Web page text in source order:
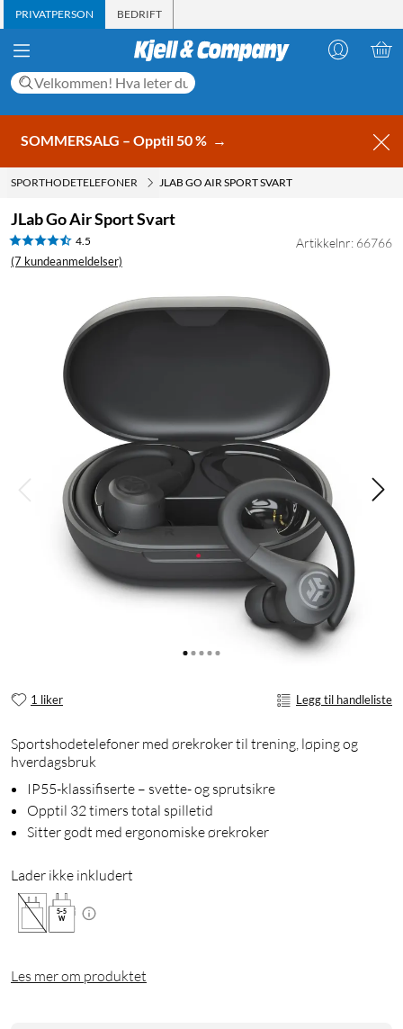
PRIVATPERSON BEDRIFT
SOMMERSALG – Opptil 50 % →
SPORTHODETELEFONER JLAB GO AIR SPORT SVART
JLab Go Air Sport Svart
4.5
(7 kundeanmeldelser)
Artikkelnr: 66766
1 liker Legg til handleliste
Sportshodetelefoner med ørekroker til trening, løping og
hverdagsbruk
IP55-klassifiserte – svette- og sprutsikre
Opptil 32 timers total spilletid
Sitter godt med ergonomiske ørekroker
Lader ikke inkludert
5-5
W
Les mer om produktet